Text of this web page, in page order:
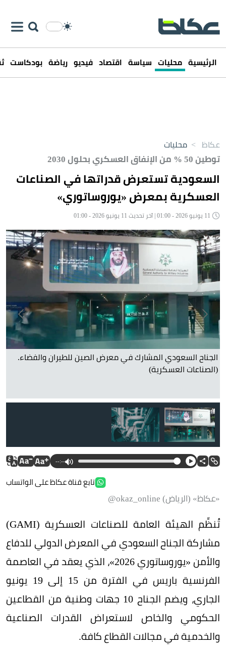
الرئيسية محليات سياسة اقتصاد فيديو رياضة بودكاست
عكاظ > محليات
توطين 50 % من الإنفاق العسكري بحلول 2030
السعودية تستعرض قدراتها في الصناعات
العسكرية بمعرض «يوروساتوري»
الجناح السعودي المشارك في معرض الصين للطيران والفضاء.
(الصناعات العسكرية)
--:--
تابع قناة عكاظ على الواتساب
«عكاظ» (الرياض) okaz_online@
تُنظِّم الهيئة العامة للصناعات العسكرية (GAMI)
مشاركة الجناح السعودي في المعرض الدولي للدفاع
والأمن «يوروساتوري 2026»، الذي يعقد في العاصمة
الفرنسية باريس في الفترة من 15 إلى 19 يونيو
الجاري، ويضم الجناح 10 جهات وطنية من القطاعين
الحكومي والخاص لاستعراض القدرات الصناعية
والخدمية في مجالات القطاع كافة.